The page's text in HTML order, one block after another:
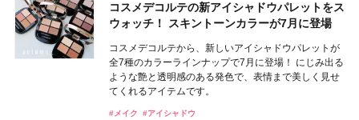
コスメデコルテの新アイシャドウパレットをス
ウォッチ！ スキントーンカラーが7月に登場
コスメデコルテから、新しいアイシャドウパレットが
全7種のカラーラインナップで7月に登場！ にじみ出る
ような艶と透明感のある発色で、表情まで美しく見せ
てくれるアイテムです。
#メイク #アイシャドウ